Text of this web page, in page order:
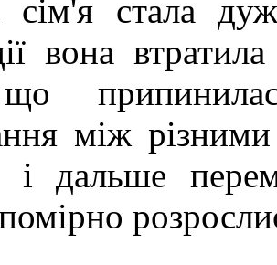
сім'я стала
вона
між
дальше